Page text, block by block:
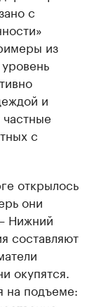
с
из
и
с
открылось
они
Нижний
составляют
окупятся.
на подъеме: